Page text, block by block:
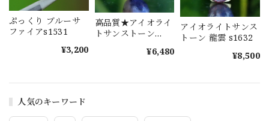
人気のキーワード
ぷっくり ブルーサ
ファイアs1531
¥3,200
高品質★アイオライ
トサンストーン
¥6,480
アイオライトサンス
トーン 龍雲 s1632
¥8,500